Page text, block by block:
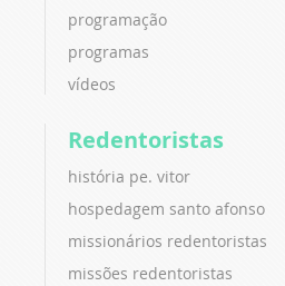
programação
programas
vídeos
Redentoristas
história pe. vitor
hospedagem santo afonso
missionários redentoristas
missões redentoristas